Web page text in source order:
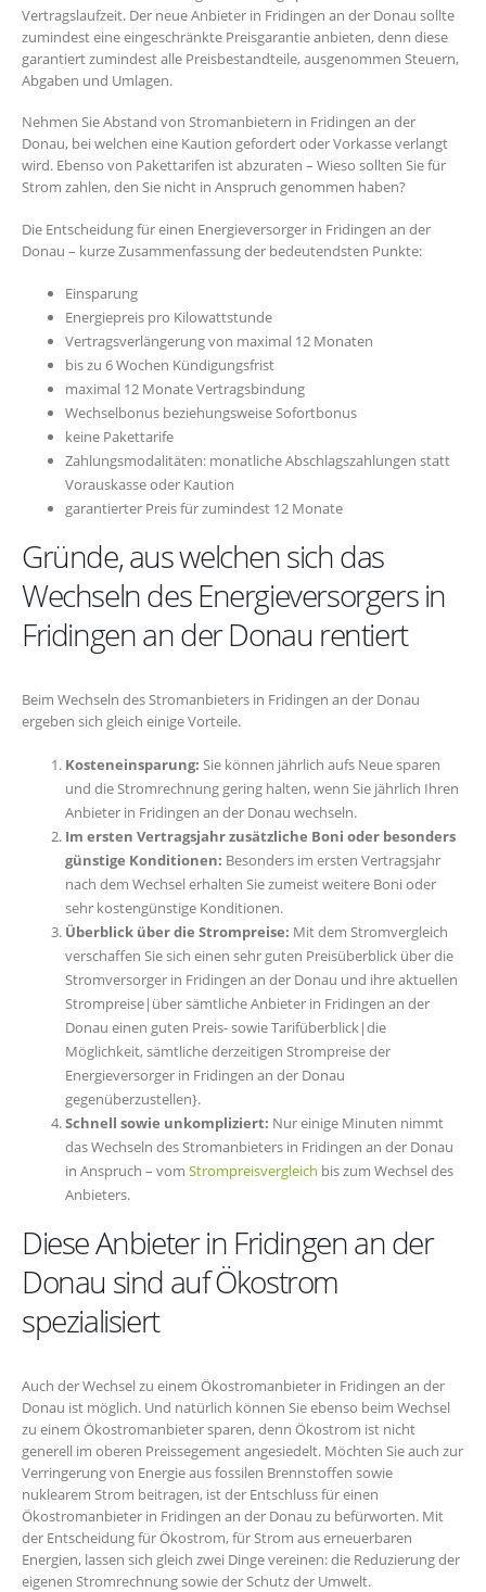
Vertragslaufzeit. Der neue Anbieter in Fridingen an der Donau sollte
zumindest eine eingeschränkte Preisgarantie anbieten, denn diese
garantiert zumindest alle Preisbestandteile, ausgenommen Steuern,
Abgaben und Umlagen.
Nehmen Sie Abstand von Stromanbietern in Fridingen an der
Donau, bei welchen eine Kaution gefordert oder Vorkasse verlangt
wird. Ebenso von Pakettarifen ist abzuraten – Wieso sollten Sie für
Strom zahlen, den Sie nicht in Anspruch genommen haben?
Die Entscheidung für einen Energieversorger in Fridingen an der
Donau – kurze Zusammenfassung der bedeutendsten Punkte:
Einsparung
Energiepreis pro Kilowattstunde
Vertragsverlängerung von maximal 12 Monaten
bis zu 6 Wochen Kündigungsfrist
maximal 12 Monate Vertragsbindung
Wechselbonus beziehungsweise Sofortbonus
keine Pakettarife
Zahlungsmodalitäten: monatliche Abschlagszahlungen statt
Vorauskasse oder Kaution
garantierter Preis für zumindest 12 Monate
Gründe, aus welchen sich das
Wechseln des Energieversorgers in
Fridingen an der Donau rentiert
Beim Wechseln des Stromanbieters in Fridingen an der Donau
ergeben sich gleich einige Vorteile.
Kosteneinsparung: Sie können jährlich aufs Neue sparen
und die Stromrechnung gering halten, wenn Sie jährlich Ihren
Anbieter in Fridingen an der Donau wechseln.
Im ersten Vertragsjahr zusätzliche Boni oder besonders
günstige Konditionen: Besonders im ersten Vertragsjahr
nach dem Wechsel erhalten Sie zumeist weitere Boni oder
sehr kostengünstige Konditionen.
Überblick über die Strompreise: Mit dem Stromvergleich
verschaffen Sie sich einen sehr guten Preisüberblick über die
Stromversorger in Fridingen an der Donau und ihre aktuellen
Strompreise|über sämtliche Anbieter in Fridingen an der
Donau einen guten Preis- sowie Tarifüberblick|die
Möglichkeit, sämtliche derzeitigen Strompreise der
Energieversorger in Fridingen an der Donau
gegenüberzustellen}.
Schnell sowie unkompliziert: Nur einige Minuten nimmt
das Wechseln des Stromanbieters in Fridingen an der Donau
in Anspruch – vom Strompreisvergleich bis zum Wechsel des
Anbieters.
Diese Anbieter in Fridingen an der
Donau sind auf Ökostrom
spezialisiert
Auch der Wechsel zu einem Ökostromanbieter in Fridingen an der
Donau ist möglich. Und natürlich können Sie ebenso beim Wechsel
zu einem Ökostromanbieter sparen, denn Ökostrom ist nicht
generell im oberen Preissegement angesiedelt. Möchten Sie auch zur
Verringerung von Energie aus fossilen Brennstoffen sowie
nuklearem Strom beitragen, ist der Entschluss für einen
Ökostromanbieter in Fridingen an der Donau zu befürworten. Mit
der Entscheidung für Ökostrom, für Strom aus erneuerbaren
Energien, lassen sich gleich zwei Dinge vereinen: die Reduzierung der
eigenen Stromrechnung sowie der Schutz der Umwelt.